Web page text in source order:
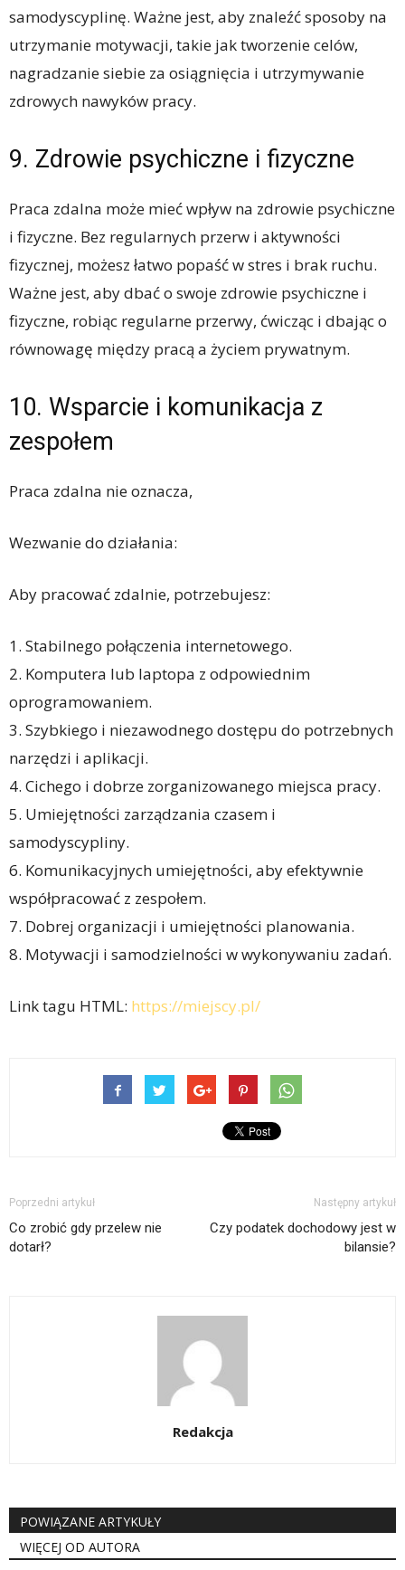
samodyscyplinę. Ważne jest, aby znaleźć sposoby na
utrzymanie motywacji, takie jak tworzenie celów,
nagradzanie siebie za osiągnięcia i utrzymywanie
zdrowych nawyków pracy.
9. Zdrowie psychiczne i fizyczne
Praca zdalna może mieć wpływ na zdrowie psychiczne
i fizyczne. Bez regularnych przerw i aktywności
fizycznej, możesz łatwo popaść w stres i brak ruchu.
Ważne jest, aby dbać o swoje zdrowie psychiczne i
fizyczne, robiąc regularne przerwy, ćwicząc i dbając o
równowagę między pracą a życiem prywatnym.
10. Wsparcie i komunikacja z
zespołem
Praca zdalna nie oznacza,
Wezwanie do działania:
Aby pracować zdalnie, potrzebujesz:
1. Stabilnego połączenia internetowego.
2. Komputera lub laptopa z odpowiednim
oprogramowaniem.
3. Szybkiego i niezawodnego dostępu do potrzebnych
narzędzi i aplikacji.
4. Cichego i dobrze zorganizowanego miejsca pracy.
5. Umiejętności zarządzania czasem i
samodyscypliny.
6. Komunikacyjnych umiejętności, aby efektywnie
współpracować z zespołem.
7. Dobrej organizacji i umiejętności planowania.
8. Motywacji i samodzielności w wykonywaniu zadań.
Link tagu HTML: https://miejscy.pl/
Poprzedni artykuł
Co zrobić gdy przelew nie
dotarł?
Następny artykuł
Czy podatek dochodowy jest w
bilansie?
Redakcja
POWIĄZANE ARTYKUŁY
WIĘCEJ OD AUTORA